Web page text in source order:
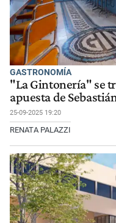
GASTRONOMÍA
"La Gintonería" se
apuesta de
25-09-2025 19:20
RENATA PALAZZI